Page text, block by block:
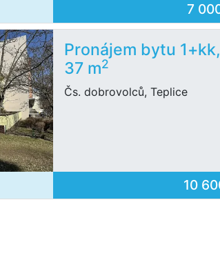
7
Pronájem bytu
37 m2
Čs. dobrovolců, Teplice
10